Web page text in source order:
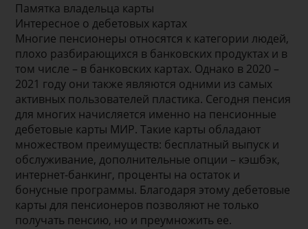
Памятка владельца карты
Интересное о дебетовых картах
Многие пенсионеры относятся к категории людей,
плохо разбирающихся в банковских продуктах и в
том числе – в банковских картах. Однако в 2020 –
2021 году они также являются одними из самых
активных пользователей пластика. Сегодня пенсия
для многих начисляется именно на пенсионные
дебетовые карты МИР. Такие карты обладают
множеством преимуществ: бесплатный выпуск и
обслуживание, дополнительные опции – кэшбэк,
интернет-банкинг, проценты на остаток и
бонусные программы. Благодаря этому дебетовые
карты для пенсионеров позволяют не только
получать пенсию, но и преумножить ее.